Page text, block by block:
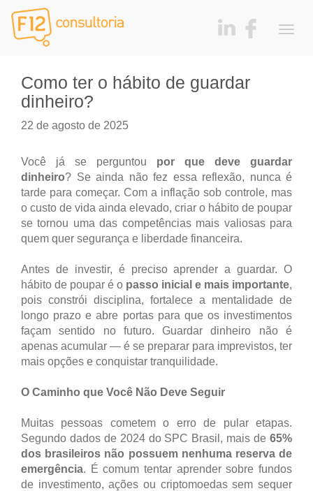
Como ter o hábito de guardar
dinheiro?
22 de agosto de 2025
Você já se perguntou por que deve guardar
dinheiro? Se ainda não fez essa reflexão, nunca é
tarde para começar. Com a inflação sob controle, mas
o custo de vida ainda elevado, criar o hábito de poupar
se tornou uma das competências mais valiosas para
quem quer segurança e liberdade financeira.
Antes de investir, é preciso aprender a guardar. O
hábito de poupar é o passo inicial e mais importante,
pois constrói disciplina, fortalece a mentalidade de
longo prazo e abre portas para que os investimentos
façam sentido no futuro. Guardar dinheiro não é
apenas acumular — é se preparar para imprevistos, ter
mais opções e conquistar tranquilidade.
O Caminho que Você Não Deve Seguir
Muitas pessoas cometem o erro de pular etapas.
Segundo dados de 2024 do SPC Brasil, mais de 65%
dos brasileiros não possuem nenhuma reserva de
emergência. É comum tentar aprender sobre fundos
de investimento, ações ou criptomoedas sem sequer